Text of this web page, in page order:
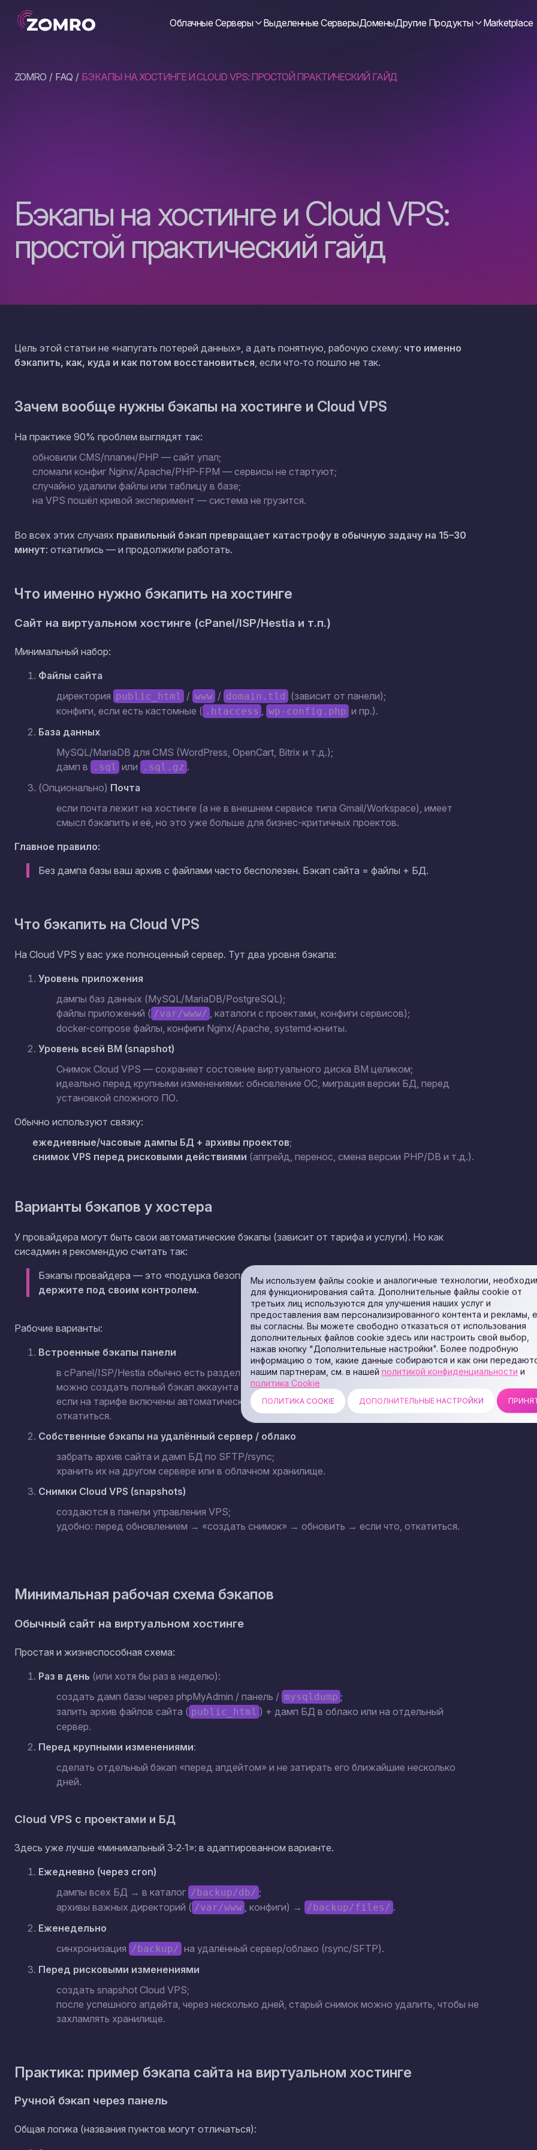
Облачные Серверы Выделенные СерверыДоменыДругие Продукты Marketplace
ZOMRO FAQ БЭКАПЫ НА ХОСТИНГЕ И CLOUD VPS: ПРОСТОЙ ПРАКТИЧЕСКИЙ ГАЙД
Бэкапы на хостинге и Cloud VPS:
простой практический гайд
Цель этой статьи не «напугать потерей данных», а дать понятную, рабочую схему: что именно
бэкапить, как, куда и как потом восстановиться, если что‑то пошло не так.
Зачем вообще нужны бэкапы на хостинге и Cloud VPS
На практике 90% проблем выглядят так:
обновили CMS/плагин/PHP — сайт упал;
сломали конфиг Nginx/Apache/PHP-FPM — сервисы не стартуют;
случайно удалили файлы или таблицу в базе;
на VPS пошёл кривой эксперимент — система не грузится.
Во всех этих случаях правильный бэкап превращает катастрофу в обычную задачу на 15–30
минут: откатились — и продолжили работать.
Что именно нужно бэкапить на хостинге
Сайт на виртуальном хостинге (cPanel/ISP/Hestia и т.п.)
Минимальный набор:
Файлы сайта
директория public_html / www / domain.tld (зависит от панели);
конфиги, если есть кастомные ( .htaccess , wp-config.php и пр.).
База данных
MySQL/MariaDB для CMS (WordPress, OpenCart, Bitrix и т.д.);
дамп в
.sql или .sql.gz .
(Опционально) Почта
если почта лежит на хостинге (а не в внешнем сервисе типа Gmail/Workspace), имеет
смысл бэкапить и её, но это уже больше для бизнес-критичных проектов.
Главное правило:
Без дампа базы ваш архив с файлами часто бесполезен. Бэкап сайта = файлы + БД.
Что бэкапить на Cloud VPS
На Cloud VPS у вас уже полноценный сервер. Тут два уровня бэкапа:
Уровень приложения
дампы баз данных (MySQL/MariaDB/PostgreSQL);
файлы приложений ( /var/www/ , каталоги с проектами, конфиги сервисов);
docker-compose файлы, конфиги Nginx/Apache, systemd‑юниты.
Уровень всей ВМ (snapshot)
Снимок Cloud VPS — сохраняет состояние виртуального диска ВМ целиком;
идеально перед крупными изменениями: обновление ОС, миграция версии БД, перед
установкой сложного ПО.
Обычно используют связку:
ежедневные/часовые дампы БД + архивы проектов;
снимок VPS перед рисковыми действиями (апгрейд, перенос, смена версии PHP/DB и т.д.).
Варианты бэкапов у хостера
У провайдера могут быть свои автоматические бэкапы (зависит от тарифа и услуги). Но как
сисадмин я рекомендую считать так:
Бэкапы провайдера — это «подушка безопасности».
Основной бэкап вы всё равно
держите под своим контролем.
Рабочие варианты:
Встроенные бэкапы панели
в cPanel/ISP/Hestia обычно есть раздел типа «Бэкапы/Резервные копии»;
можно создать полный бэкап аккаунта или отдельные — файлов/БД;
если на тарифе включены автоматические копии — уточняйте, за сколько дней можно
откатиться.
Собственные бэкапы на удалённый сервер / облако
забрать архив сайта и дамп БД по SFTP/rsync;
хранить их на другом сервере или в облачном хранилище.
Снимки Cloud VPS (snapshots)
создаются в панели управления VPS;
удобно: перед обновлением → «создать снимок» → обновить → если что, откатиться.
Минимальная рабочая схема бэкапов
Обычный сайт на виртуальном хостинге
Простая и жизнеспособная схема:
Раз в день (или хотя бы раз в неделю):
создать дамп базы через phpMyAdmin / панель / mysqldump ;
залить архив файлов сайта ( public_html ) + дамп БД в облако или на отдельный
сервер.
Перед крупными изменениями:
сделать отдельный бэкап «перед апдейтом» и не затирать его ближайшие несколько
дней.
Cloud VPS с проектами и БД
Здесь уже лучше «минимальный 3‑2‑1»: в адаптированном варианте.
Ежедневно (через cron)
дампы всех БД → в каталог /backup/db/ ;
архивы важных директорий ( /var/www , конфиги) → /backup/files/ .
Еженедельно
синхронизация /backup/ на удалённый сервер/облако (rsync/SFTP).
Перед рисковыми изменениями
создать snapshot Cloud VPS;
после успешного апдейта, через несколько дней, старый снимок можно удалить, чтобы не
захламлять хранилище.
Практика: пример бэкапа сайта на виртуальном хостинге
Ручной бэкап через панель
Общая логика (названия пунктов могут отличаться):
Мы используем файлы cookie и аналогичные технологии,
для функционирования сайта. Дополнительные файлы cookie от
третьих лиц используются для улучшения наших услуг и
предоставления вам персонализированного контента и рекламы,
вы согласны. Вы можете свободно отказаться от использования
дополнительных файлов cookie здесь или настроить свой выбор,
нажав кнопку "Дополнительные настройки". Более подробную
информацию о том, какие данные собираются и как они
нашим партнерам, см. в нашей политикой конфиденциальности и
политика Cookie
ПОЛИТИКА COOKIE ДОПОЛНИТЕЛЬНЫЕ НАСТРОЙКИ